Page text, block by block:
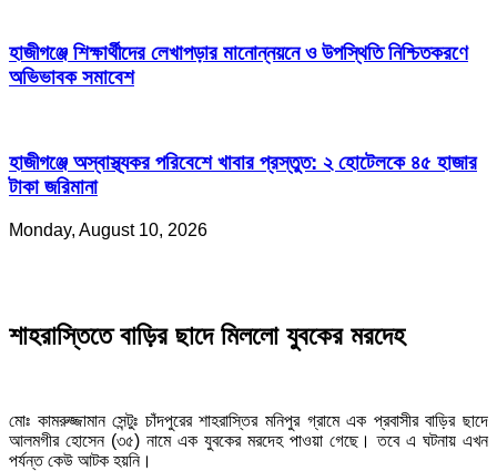
হাজীগঞ্জে শিক্ষার্থীদের লেখাপড়ার মানোন্নয়নে ও উপস্থিতি নিশ্চিতকরণে
অভিভাবক সমাবেশ
হাজীগঞ্জে অস্বাস্থ্যকর পরিবেশে খাবার প্রস্তুত: ২ হোটেলকে ৪৫ হাজার
টাকা জরিমানা
Monday, August 10, 2026
শাহরাস্তিতে বাড়ির ছাদে মিললো যুবকের মরদেহ
মোঃ কামরুজ্জামান সেন্টুঃ চাঁদপুরের শাহরাস্তির মনিপুর গ্রামে এক প্রবাসীর বাড়ির ছাদে
আলমগীর হোসেন (৩৫) নামে এক যুবকের মরদেহ পাওয়া গেছে। তবে এ ঘটনায় এখন
পর্যন্ত কেউ আটক হয়নি।